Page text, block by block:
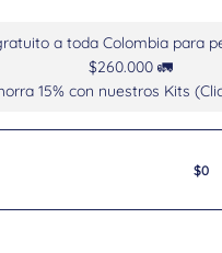
a toda Colombia para
$260.000 🚛
15% con nuestros Kits
$0